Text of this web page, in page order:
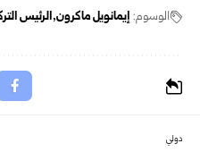
الوسوم: إيمانويل ماكرون الرئيس
دولي